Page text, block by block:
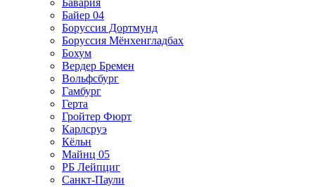
Бавария
Байер 04
Боруссия Дортмунд
Боруссия Мёнхенгладбах
Бохум
Вердер Бремен
Вольфсбург
Гамбург
Герта
Гройтер Фюрт
Карлсруэ
Кёльн
Майнц 05
РБ Лейпциг
Санкт-Паули